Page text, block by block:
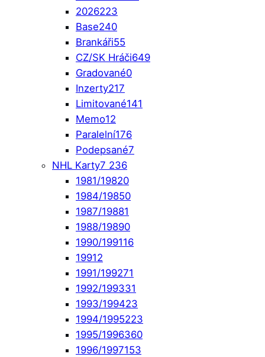
2026223
Base240
Brankáři55
CZ/SK Hráči649
Gradované0
Inzerty217
Limitované141
Memo12
Paralelní176
Podepsané7
NHL Karty7 236
1981/19820
1984/19850
1987/19881
1988/19890
1990/199116
19912
1991/199271
1992/199331
1993/199423
1994/1995223
1995/1996360
1996/1997153